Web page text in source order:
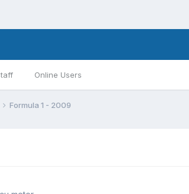
Online Users
Formula 1 - 2009